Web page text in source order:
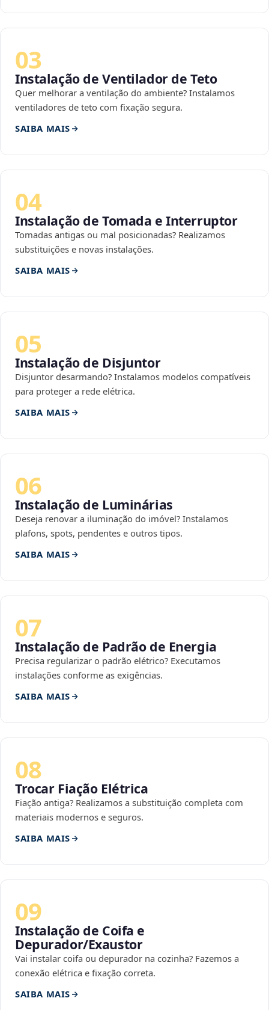
03
Instalação de Ventilador de Teto
Quer melhorar a ventilação do ambiente? Instalamos
ventiladores de teto com fixação segura.
SAIBA MAIS
04
Instalação de Tomada e Interruptor
Tomadas antigas ou mal posicionadas? Realizamos
substituições e novas instalações.
SAIBA MAIS
05
Instalação de Disjuntor
Disjuntor desarmando? Instalamos modelos compatíveis
para proteger a rede elétrica.
SAIBA MAIS
06
Instalação de Luminárias
Deseja renovar a iluminação do imóvel? Instalamos
plafons, spots, pendentes e outros tipos.
SAIBA MAIS
07
Instalação de Padrão de Energia
Precisa regularizar o padrão elétrico? Executamos
instalações conforme as exigências.
SAIBA MAIS
08
Trocar Fiação Elétrica
Fiação antiga? Realizamos a substituição completa com
materiais modernos e seguros.
SAIBA MAIS
09
Instalação de Coifa e
Depurador/Exaustor
Vai instalar coifa ou depurador na cozinha? Fazemos a
conexão elétrica e fixação correta.
SAIBA MAIS